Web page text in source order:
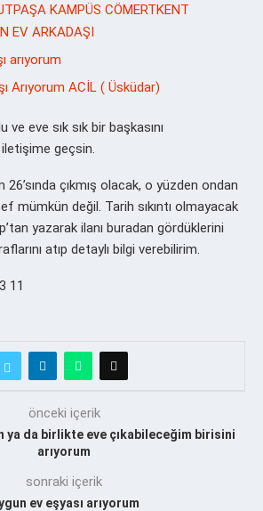
KAMPÜS CÖMERTKENT
EV ARKADAŞI
arıyorum
Arıyorum ACİL ( Üsküdar)
eve sık sık bir başkasını
geçsin.
26’sında çıkmış olacak, o yüzden ondan
mümkün değil. Tarih sıkıntı olmayacak
yazarak ilanı buradan gördüklerini
atıp detaylı bilgi verebilirim.
11
önceki içerik
ya da birlikte eve çıkabileceğim birisini
arıyorum
sonraki içerik
ev eşyası arıyorum